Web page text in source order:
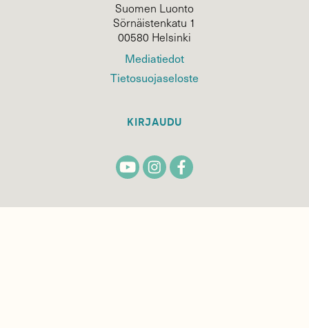
Suomen Luonto
Sörnäistenkatu 1
00580 Helsinki
Mediatiedot
Tietosuojaseloste
KIRJAUDU